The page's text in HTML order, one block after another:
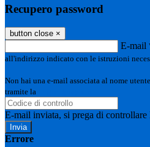
Recupero password
button close ×
E-mail
all'indirizzo indicato con le istruzioni
Non hai una e-mail associata al nome
tramite la
E-mail inviata, si prega di controllare
Errore